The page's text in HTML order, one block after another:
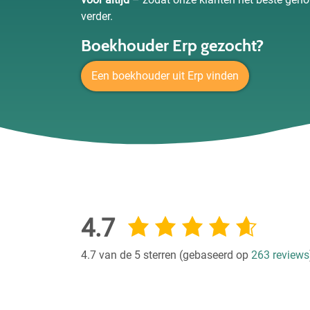
verder.
Boekhouder Erp gezocht?
Een boekhouder uit Erp vinden
4.7
4.7 van de 5 sterren (gebaseerd op 263 reviews